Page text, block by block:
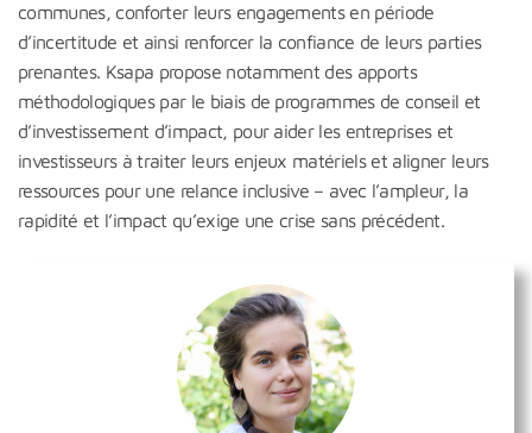
communes, conforter leurs engagements en période
d’incertitude et ainsi renforcer la confiance de leurs parties
prenantes. Ksapa propose notamment des apports
méthodologiques par le biais de programmes de conseil et
d’investissement d’impact, pour aider les entreprises et
investisseurs à traiter leurs enjeux matériels et aligner leurs
ressources pour une relance inclusive – avec l’ampleur, la
rapidité et l’impact qu’exige une crise sans précédent.